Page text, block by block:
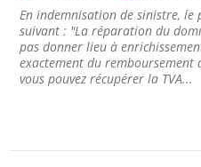
En indemnisation de sinistre,
suivant : "La réparation du
pas donner lieu à
exactement du remboursement
vous pouvez récupérer la TVA...